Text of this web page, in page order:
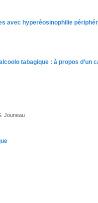
avec hyperéosinophilie
tabagique : à propos d’un
Jouneau